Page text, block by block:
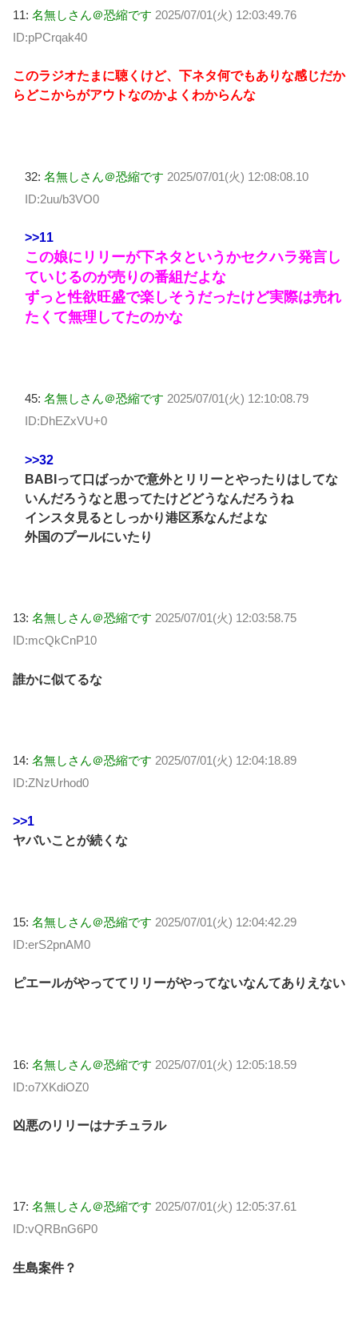
11: 名無しさん＠恐縮です 2025/07/01(火) 12:03:49.76
ID:pPCrqak40
このラジオたまに聴くけど、下ネタ何でもありな感じだか
らどこからがアウトなのかよくわからんな
32: 名無しさん＠恐縮です 2025/07/01(火) 12:08:08.10
ID:2uu/b3VO0
>>11
この娘にリリーが下ネタというかセクハラ発言し
ていじるのが売りの番組だよな
ずっと性欲旺盛で楽しそうだったけど実際は売れ
たくて無理してたのかな
45: 名無しさん＠恐縮です 2025/07/01(火) 12:10:08.79
ID:DhEZxVU+0
>>32
BABIって口ばっかで意外とリリーとやったりはしてな
いんだろうなと思ってたけどどうなんだろうね
インスタ見るとしっかり港区系なんだよな
外国のプールにいたり
13: 名無しさん＠恐縮です 2025/07/01(火) 12:03:58.75
ID:mcQkCnP10
誰かに似てるな
14: 名無しさん＠恐縮です 2025/07/01(火) 12:04:18.89
ID:ZNzUrhod0
>>1
ヤバいことが続くな
15: 名無しさん＠恐縮です 2025/07/01(火) 12:04:42.29
ID:erS2pnAM0
ピエールがやっててリリーがやってないなんてありえない
16: 名無しさん＠恐縮です 2025/07/01(火) 12:05:18.59
ID:o7XKdiOZ0
凶悪のリリーはナチュラル
17: 名無しさん＠恐縮です 2025/07/01(火) 12:05:37.61
ID:vQRBnG6P0
生島案件？